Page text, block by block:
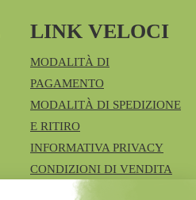
LINK VELOCI
MODALITÀ DI
PAGAMENTO
MODALITÀ DI SPEDIZIONE
E RITIRO
INFORMATIVA PRIVACY
CONDIZIONI DI VENDITA
COOKIE POLICY